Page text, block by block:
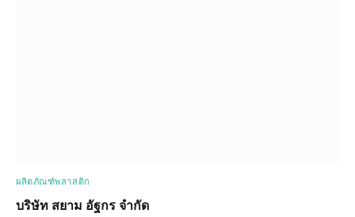
ผลิตภัณฑ์พลาสติก
บริษัท สยาม อัฐกร จำกัด